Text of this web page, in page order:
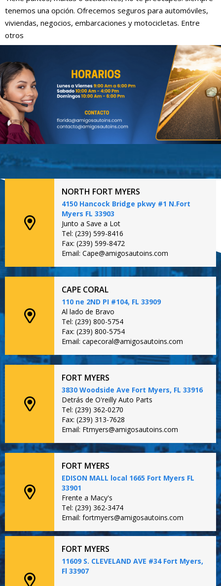
tenemos una opción. Ofrecemos seguros para automóviles,
viviendas, negocios, embarcaciones y motocicletas. Entre
otros
NORTH FORT MYERS
4150 Hancock Bridge pkwy #1 N.Fort
Myers FL 33903
Junto a Save a Lot
Tel: (239) 599-8416
Fax: (239) 599-8472
Email: Cape@amigosautoins.com
CAPE CORAL
110 ne 2ND PI #104, FL 33909
Al lado de Bravo
Tel: (239) 800-5754
Fax: (239) 800-5754
Email: capecoral@amigosautoins.com
FORT MYERS
3830 Woodside Ave Fort Myers, FL 33916
Detrás de O'reilly Auto Parts
Tel: (239) 362-0270
Fax: (239) 313-7628
Email: Ftmyers@amigosautoins.com
FORT MYERS
EDISON MALL local 1665 Fort Myers FL
33901
Frente a Macy's
Tel: (239) 362-3474
Email: fortmyers@amigosautoins.com
FORT MYERS
11609 S. CLEVELAND AVE #34 Fort Myers,
Fl 33907